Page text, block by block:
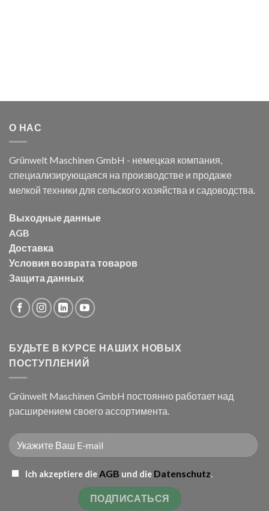
О НАС
Grünwelt Maschinen GmbH - немецкая компания,
специализирующаяся на производстве и продаже
мелкой техники для сельского хозяйства и садоводства.
Выходные данные
AGB
Доставка
Условия возврата товаров
Защита данных
БУДЬТЕ В КУРСЕ НАШИХ НОВЫХ
ПОСТУПЛЕНИЙ
Grünwelt Maschinen GmbH постоянно работает над
расширением своего ассортимента.
Ich akzeptiere dieAGB und die Datenschutz.